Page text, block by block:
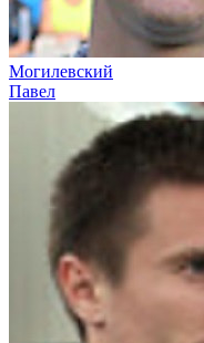
Могилевский
Павел